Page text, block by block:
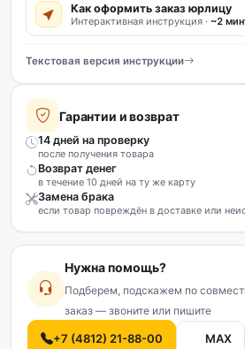
Как оформить заказ юрлицу
Интерактивная инструкция · ~2
Текстовая версия инструкции
Гарантии и возврат
14 дней на проверку
после получения товара
Возврат денег
в течение 10 дней на ту же карту
Замена брака
если товар повреждён в доставке или
Нужна помощь?
Подберем, подскажем по
заказ — звоните или пишите
+7 (4812) 21-88-00 MAX